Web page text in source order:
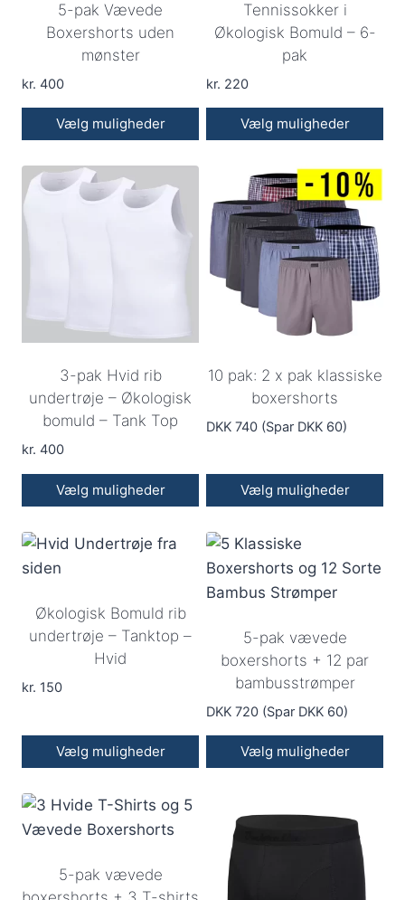
varesiden
varesiden
5-pak Vævede
Boxershorts uden
mønster
kr. 400
Vælg muligheder
vare
har
flere
vælges
på
varesiden
Tennissokker i
Økologisk Bomuld – 6-
pak
kr. 220
Vælg muligheder
har
flere
varianter.
Mulighederne
varesiden
3-pak Hvid rib
undertrøje – Økologisk
bomuld – Tank Top
kr. 400
Vælg muligheder
vare
har
varianter.
Mulighederne
vælges
varesiden
10 pak: 2 x pak klassiske
boxershorts
DKK 740 (Spar DKK 60)
Vælg muligheder
Økologisk Bomuld rib
undertrøje – Tanktop –
Hvid
kr. 150
Vælg muligheder
vare
har
varianter.
5-pak vævede
boxershorts + 12 par
bambusstrømper
DKK 720 (Spar DKK 60)
Vælg muligheder
5-pak vævede